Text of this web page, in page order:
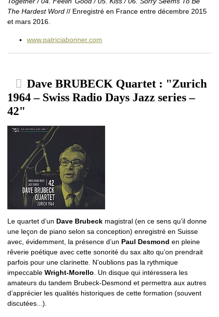
The Hardest Word // Enregistré en France entre décembre 2015
et mars 2016.
www.patriciabonner.com
Dave BRUBECK Quartet : "Zurich
1964 – Swiss Radio Days Jazz series –
42"
Le quartet d’un Dave Brubeck magistral (en ce sens qu’il donne
une leçon de piano selon sa conception) enregistré en Suisse
avec, évidemment, la présence d’un Paul Desmond en pleine
rêverie poétique avec cette sonorité du sax alto qu’on prendrait
parfois pour une clarinette. N’oublions pas la rythmique
impeccable Wright-Morello. Un disque qui intéressera les
amateurs du tandem Brubeck-Desmond et permettra aux autres
d’apprécier les qualités historiques de cette formation (souvent
discutées...).